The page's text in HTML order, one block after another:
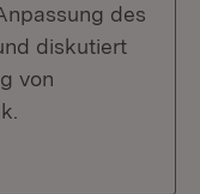
des
diskutiert
von